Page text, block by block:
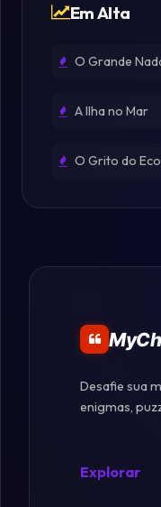
Em Alta
O Grande
A Ilha no Mar
O Grito do Eco
Desafie sua
enigmas,
Explorar